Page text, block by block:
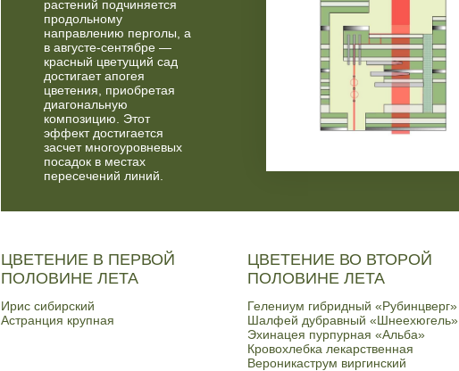
растений подчиняется
продольному
направлению перголы, а
в августе-сентябре —
красный цветущий сад
достигает апогея
цветения, приобретая
диагональную
композицию. Этот
эффект достигается
засчет многоуровневых
посадок в местах
пересечений линий.
ЦВЕТЕНИЕ В ПЕРВОЙ
ПОЛОВИНЕ ЛЕТА
Ирис сибирский
Астранция крупная
ЦВЕТЕНИЕ ВО ВТОРОЙ
ПОЛОВИНЕ ЛЕТА
Гелениум гибридный «Рубинцверг»
Шалфей дубравный «Шнеехюгель»
Эхинацея пурпурная «Альба»
Кровохлебка лекарственная
Вероникаструм виргинский